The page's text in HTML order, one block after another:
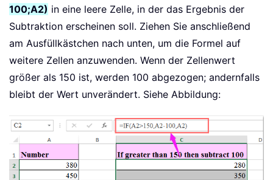
100;A2) in eine leere Zelle, in der das Ergebnis der
Subtraktion erscheinen soll. Ziehen Sie anschließend
am Ausfüllkästchen nach unten, um die Formel auf
weitere Zellen anzuwenden. Wenn der Zellenwert
größer als 150 ist, werden 100 abgezogen; andernfalls
bleibt der Wert unverändert. Siehe Abbildung: